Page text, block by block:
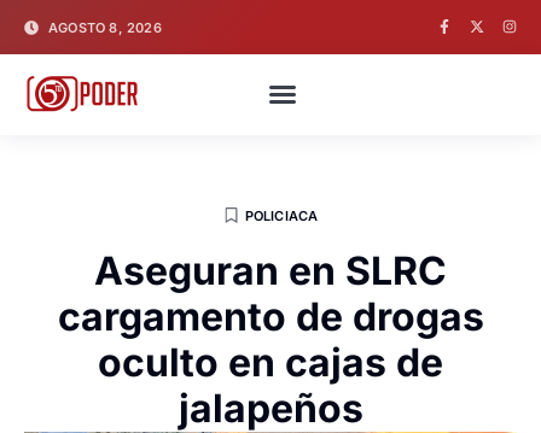
AGOSTO 8, 2026
POLICIACA
Aseguran en SLRC
cargamento de drogas
oculto en cajas de
jalapeños